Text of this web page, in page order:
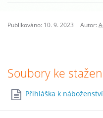
Publikováno: 10. 9. 2023 Autor:
Soubory ke
Přihláška k